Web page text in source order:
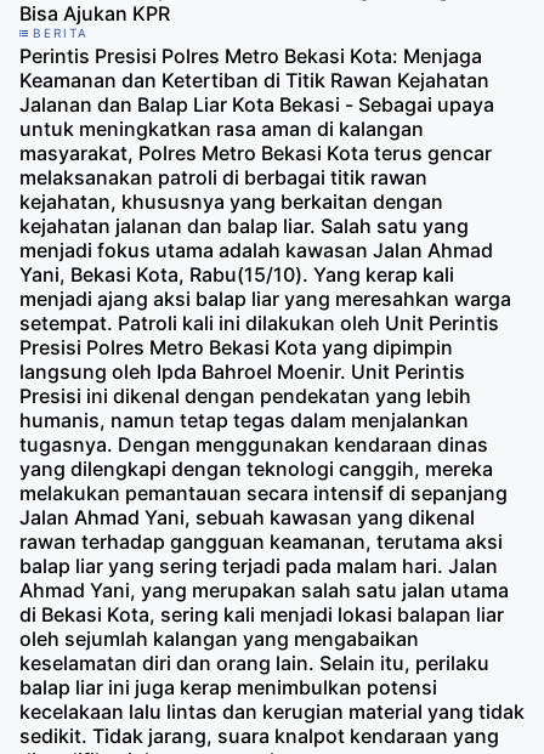
Bisa Ajukan KPR
BERITA
Perintis Presisi Polres Metro Bekasi Kota: Menjaga
Keamanan dan Ketertiban di Titik Rawan Kejahatan
Jalanan dan Balap Liar Kota Bekasi - Sebagai upaya
untuk meningkatkan rasa aman di kalangan
masyarakat, Polres Metro Bekasi Kota terus gencar
melaksanakan patroli di berbagai titik rawan
kejahatan, khususnya yang berkaitan dengan
kejahatan jalanan dan balap liar. Salah satu yang
menjadi fokus utama adalah kawasan Jalan Ahmad
Yani, Bekasi Kota, Rabu(15/10). Yang kerap kali
menjadi ajang aksi balap liar yang meresahkan warga
setempat. Patroli kali ini dilakukan oleh Unit Perintis
Presisi Polres Metro Bekasi Kota yang dipimpin
langsung oleh Ipda Bahroel Moenir. Unit Perintis
Presisi ini dikenal dengan pendekatan yang lebih
humanis, namun tetap tegas dalam menjalankan
tugasnya. Dengan menggunakan kendaraan dinas
yang dilengkapi dengan teknologi canggih, mereka
melakukan pemantauan secara intensif di sepanjang
Jalan Ahmad Yani, sebuah kawasan yang dikenal
rawan terhadap gangguan keamanan, terutama aksi
balap liar yang sering terjadi pada malam hari. Jalan
Ahmad Yani, yang merupakan salah satu jalan utama
di Bekasi Kota, sering kali menjadi lokasi balapan liar
oleh sejumlah kalangan yang mengabaikan
keselamatan diri dan orang lain. Selain itu, perilaku
balap liar ini juga kerap menimbulkan potensi
kecelakaan lalu lintas dan kerugian material yang tidak
sedikit. Tidak jarang, suara knalpot kendaraan yang